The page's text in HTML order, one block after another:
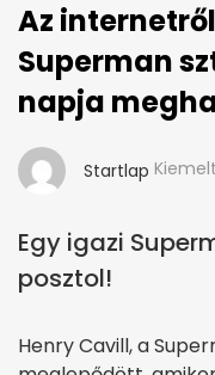
Az
Superman
napja
Startlap
Egy igazi
posztol!
Henry Cavill, a